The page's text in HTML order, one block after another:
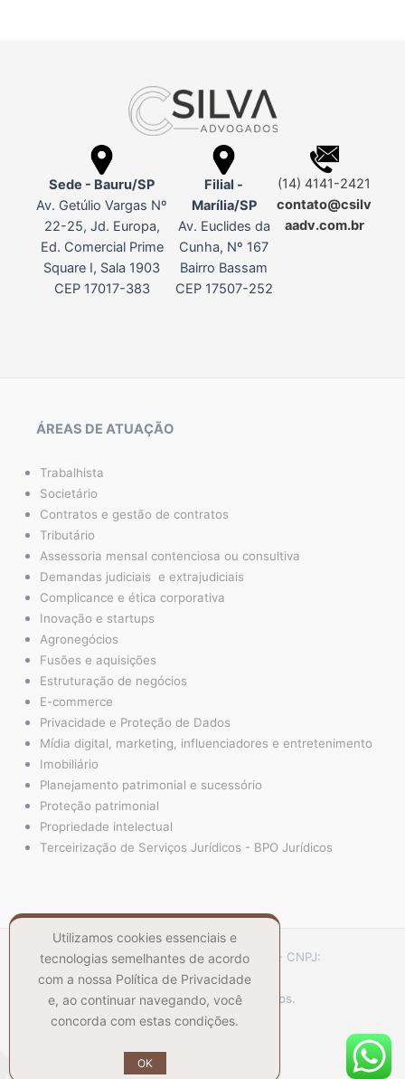
Sede - Bauru/SP
Av. Getúlio Vargas Nº
22-25, Jd. Europa,
Ed. Comercial Prime
Square I, Sala 1903
CEP 17017-383
Filial -
Marília/SP
Av. Euclides da
Cunha, Nº 167
Bairro Bassam
CEP 17507-252
(14) 4141-2421
contato@csilv
aadv.com.br
ÁREAS DE ATUAÇÃO
Trabalhista
Societário
Contratos e gestão de contratos
Tributário
Assessoria mensal contenciosa ou consultiva
Demandas judiciais e extrajudiciais
Complicance e ética corporativa
Inovação e startups
Agronegócios
Fusões e aquisições
Estruturação de negócios
E-commerce
Privacidade e Proteção de Dados
Mídia digital, marketing, influenciadores e entretenimento
Imobiliário
Planejamento patrimonial e sucessório
Proteção patrimonial
Propriedade intelectual
Terceirização de Serviços Jurídicos - BPO Jurídicos
CSilva Sociedade de Advogados - CNPJ:
48.870.614/0001-50
© Todos os direitos reservados.
Utilizamos cookies essenciais e
tecnologias semelhantes de acordo
com a nossa Política de Privacidade
e, ao continuar navegando, você
concorda com estas condições.
OK